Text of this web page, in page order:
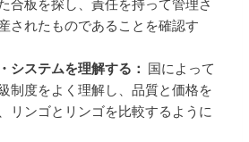
されたものであることを確認す
システムを理解する： 国によって
制度をよく理解し、品質と価格を
リンゴとリンゴを比較するように